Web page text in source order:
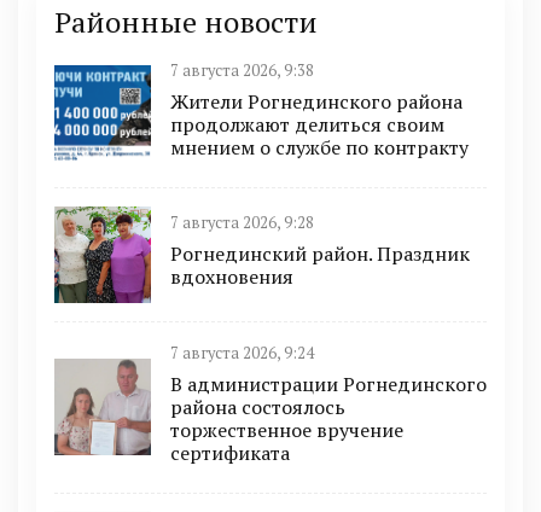
Районные новости
7 августа 2026, 9:38
Жители Рогнединского района
продолжают делиться своим
мнением о службе по контракту
7 августа 2026, 9:28
Рогнединский район. Праздник
вдохновения
7 августа 2026, 9:24
В администрации Рогнединского
района состоялось
торжественное вручение
сертификата